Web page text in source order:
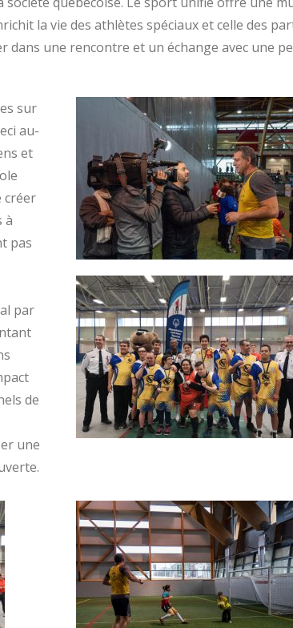
la vie des athlètes spéciaux et celle des
dans une rencontre et un échange avec une
sur
au-
et
créer
à
pas
par
de
une